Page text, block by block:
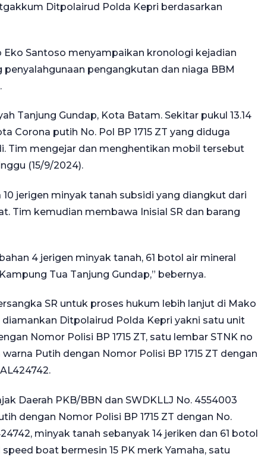
Ditpolairud Polda Kepri berdasarkan
Santoso menyampaikan kronologi kejadian
pengangkutan dan niaga BBM
Tanjung Gundap, Kota Batam. Sekitar pukul 13.14
Corona putih No. Pol BP 1715 ZT yang diduga
Tim mengejar dan menghentikan mobil tersebut
(15/9/2024).
jerigen minyak tanah subsidi yang diangkut dari
Tim kemudian membawa Inisial SR dan barang
4 jerigen minyak tanah, 61 botol air mineral
Tua Tanjung Gundap,” bebernya.
SR untuk proses hukum lebih lanjut di Mako
Ditpolairud Polda Kepri yakni satu unit
Nomor Polisi BP 1715 ZT, satu lembar STNK no
Putih dengan Nomor Polisi BP 1715 ZT dengan
Daerah PKB/BBN dan SWDKLLJ No. 4554003
dengan Nomor Polisi BP 1715 ZT dengan No.
minyak tanah sebanyak 14 jeriken dan 61 botol
boat bermesin 15 PK merk Yamaha, satu